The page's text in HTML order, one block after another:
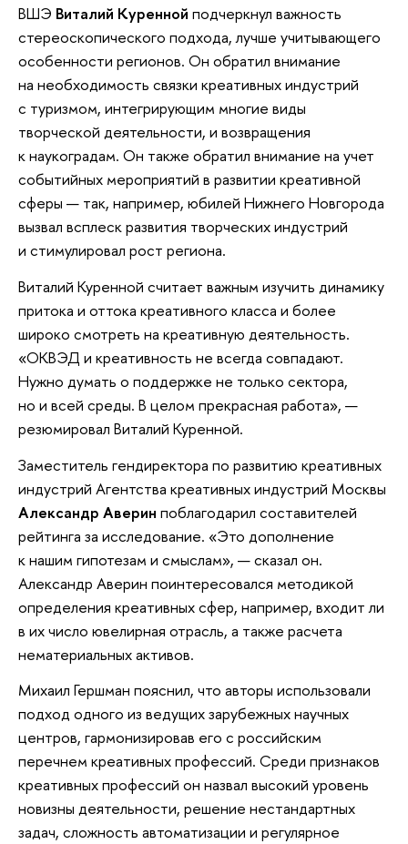
ВШЭ Виталий Куренной подчеркнул важность
стереоскопического подхода, лучше учитывающего
особенности регионов. Он обратил внимание
на необходимость связки креативных индустрий
с туризмом, интегрирующим многие виды
творческой деятельности, и возвращения
к наукоградам. Он также обратил внимание на учет
событийных мероприятий в развитии креативной
сферы — так, например, юбилей Нижнего Новгорода
вызвал всплеск развития творческих индустрий
и стимулировал рост региона.
Виталий Куренной считает важным изучить динамику
притока и оттока креативного класса и более
широко смотреть на креативную деятельность.
«ОКВЭД и креативность не всегда совпадают.
Нужно думать о поддержке не только сектора,
но и всей среды. В целом прекрасная работа», —
резюмировал Виталий Куренной.
Заместитель гендиректора по развитию креативных
индустрий Агентства креативных индустрий Москвы
Александр Аверин поблагодарил составителей
рейтинга за исследование. «Это дополнение
к нашим гипотезам и смыслам», — сказал он.
Александр Аверин поинтересовался методикой
определения креативных сфер, например, входит ли
в их число ювелирная отрасль, а также расчета
нематериальных активов.
Михаил Гершман пояснил, что авторы использовали
подход одного из ведущих зарубежных научных
центров, гармонизировав его с российским
перечнем креативных профессий. Среди признаков
креативных профессий он назвал высокий уровень
новизны деятельности, решение нестандартных
задач, сложность автоматизации и регулярное